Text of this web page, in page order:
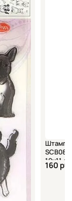
Штампы
10х11 см
160